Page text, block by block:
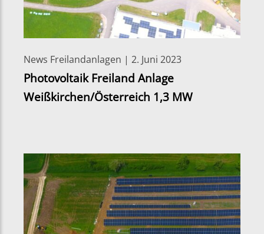
News Freilandanlagen | 2. Juni 2023
Photovoltaik Freiland Anlage
Weißkirchen/Österreich 1,3 MW